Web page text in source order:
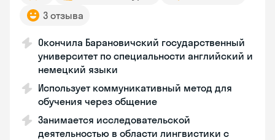
3 отзыва
Окончила Барановичский государственный
университет по специальности английский и
немецкий языки
Использует коммуникативный метод для
обучения через общение
Занимается исследовательской
деятельностью в области лингвистики с